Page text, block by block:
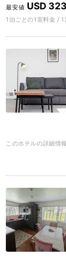
最安値 USD 323
1泊ごとの1室料金 / 1
このホテルの詳細情